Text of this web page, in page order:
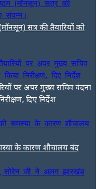
सत्र की तैयारियों को
पर अपर मुख्य सचिव वंदना
दिए निर्देश
के कारण शौचालय बंद